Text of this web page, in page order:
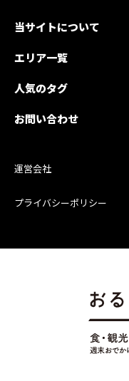
当サイトについて
エリア一覧
人気のタグ
お問い合わせ
運営会社
プライバシーポリシー